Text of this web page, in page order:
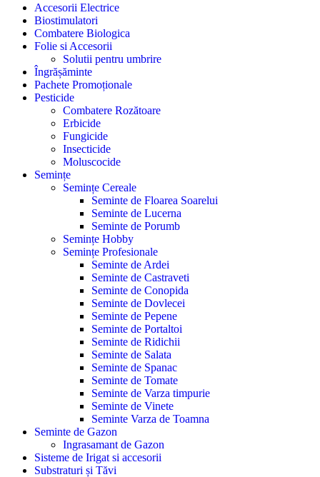
Accesorii Electrice
Biostimulatori
Combatere Biologica
Folie si Accesorii
Solutii pentru umbrire
Îngrășăminte
Pachete Promoționale
Pesticide
Combatere Rozătoare
Erbicide
Fungicide
Insecticide
Moluscocide
Semințe
Semințe Cereale
Seminte de Floarea Soarelui
Seminte de Lucerna
Seminte de Porumb
Semințe Hobby
Semințe Profesionale
Seminte de Ardei
Seminte de Castraveti
Seminte de Conopida
Seminte de Dovlecei
Seminte de Pepene
Seminte de Portaltoi
Seminte de Ridichii
Seminte de Salata
Seminte de Spanac
Seminte de Tomate
Seminte de Varza timpurie
Seminte de Vinete
Seminte Varza de Toamna
Seminte de Gazon
Ingrasamant de Gazon
Sisteme de Irigat si accesorii
Substraturi și Tăvi